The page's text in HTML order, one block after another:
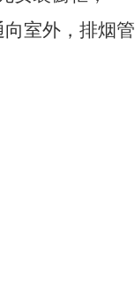
室外，排烟管